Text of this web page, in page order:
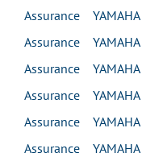
Assurance
Assurance
Assurance
Assurance
Assurance
Assurance